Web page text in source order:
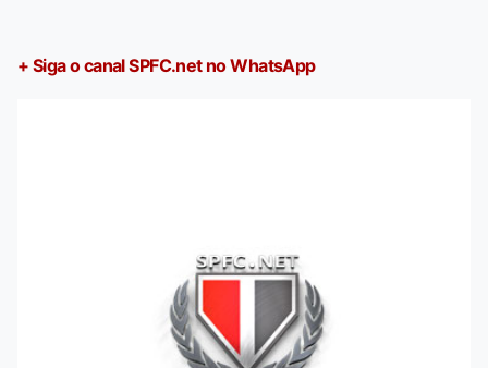
+ Siga o canal SPFC.net no WhatsApp